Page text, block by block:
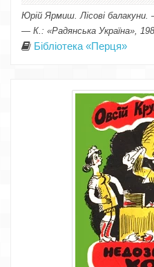
Юрій Ярмиш. Лісові
— К.: «Радянська Україна»,
Бібліотека «Перця»